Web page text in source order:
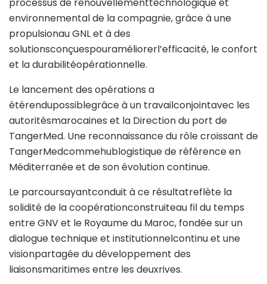
environnemental de la compagnie, grâce à une
propulsionau GNL et à des
solutionsconçuespouraméliorerl’efficacité, le confort
et la durabilitéopérationnelle.
Le lancement des opérations a
étérendupossiblegrâce à un travailconjointavec les
autoritésmarocaines et la Direction du port de
TangerMed. Une reconnaissance du rôle croissant de
TangerMedcommehublogistique de référence en
Méditerranée et de son évolution continue.
Le parcoursayantconduit à ce résultatreflète la
solidité de la coopérationconstruiteau fil du temps
entre GNV et le Royaume du Maroc, fondée sur un
dialogue technique et institutionnelcontinu et une
visionpartagée du développement des
liaisonsmaritimes entre les deuxrives.